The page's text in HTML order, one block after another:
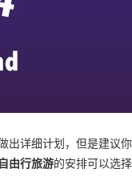
出详细计划，但是建议
由行旅游的安排可以选